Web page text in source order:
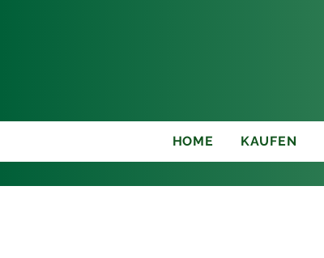
HOME KAUFEN